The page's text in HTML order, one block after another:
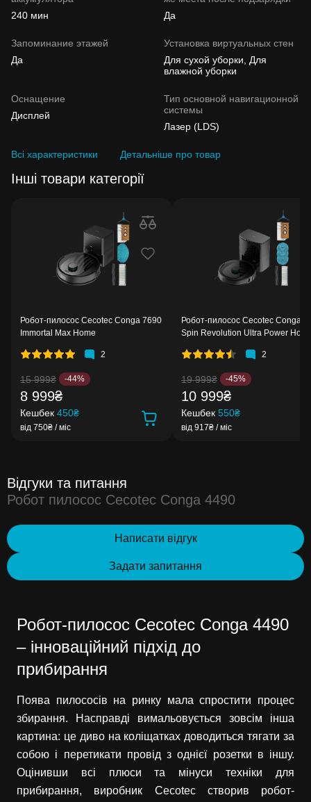
240 мин
Да
Запоминание этажей
Да
Установка виртуальных стен
Для сухой уборки, Для
влажной уборки
Оснащение
Дисплей
Тип основной навигационной
системы
Лазер (LDS)
Всі характеристики Детальніше про товар
Інші товари категорії
Робот-пилосос Cecotec Conga 7690
Immortal Max Home
2
15 999₴ -44%
8 999₴
Кешбек 450₴
від 750₴ / міс
Робот-пилосос Cecotec Conga
Spin Revolution Ultra Power
2
19 999₴ -45%
10 999₴
Кешбек 550₴
від 917₴ / міс
Відгуки та питання
Робот пилосос Cecotec Conga 4490
Написати відгук
Задати запитання
Робот-пилосос Cecotec Conga 4490
– інноваційний підхід до
прибирання
Поява пилососів на ринку мала спростити процес
збирання. Насправді вимальовується зовсім інша
картина: це диво на коліщатках доводиться тягати за
собою і перетикати провід з однієї розетки в іншу.
Оцінивши всі плюси та мінуси техніки для
прибирання, виробник Cecotec створив робот-